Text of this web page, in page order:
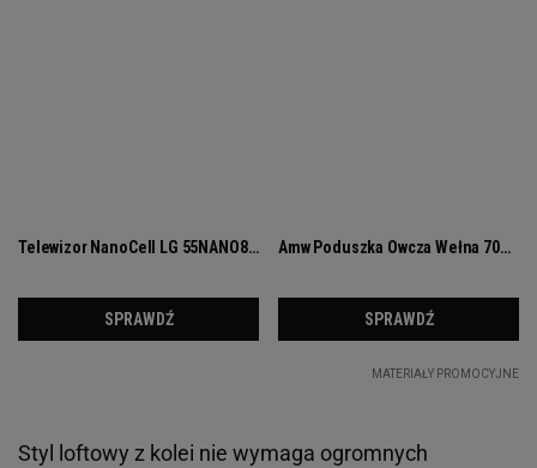
Styl loftowy z kolei nie wymaga ogromnych